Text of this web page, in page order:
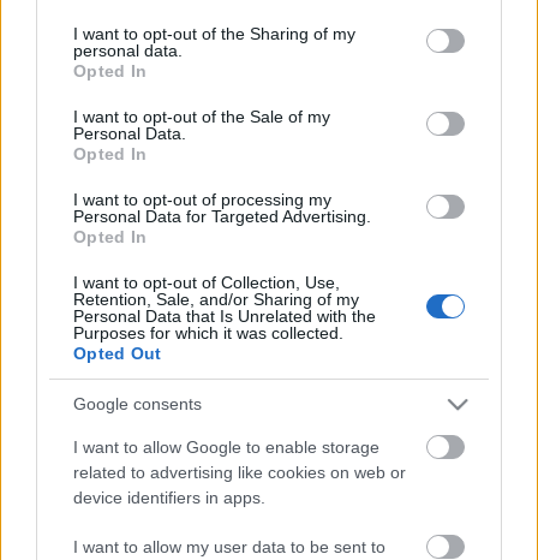
not limited to your visit or usage behaviour. You may click to
grant or deny consent to Google and its third-party tags to
use your data for below specified purposes in below Google
consent section.
I want to opt-out of the Sharing of my
personal data.
Opted In
I want to opt-out of the Sale of my
Personal Data.
Opted In
I want to opt-out of processing my
Personal Data for Targeted Advertising.
Opted In
I want to opt-out of Collection, Use,
Retention, Sale, and/or Sharing of my
Personal Data that Is Unrelated with the
Purposes for which it was collected.
Opted Out
Google consents
I want to allow Google to enable storage
related to advertising like cookies on web or
device identifiers in apps.
I want to allow my user data to be sent to
Helyszín: Leövey Gimnázium színházterme
metrómegállónál). A színházterem a 2. emeleten van.
Kezdés: JÚNIUS 3. (kedd) 18:00
Jegyár a helyszínen az előadás előtt: 5000 Ft
Akik átutalással vagy paypalon keresztül vettek
jegyet, azok közvetlenül az előadás előtt a helyszínen
vehetik át a jegyüket.
Minden további kérdésre a szemináriummal
kapcsolatban itt találsz választ.
Ott találkozunk!